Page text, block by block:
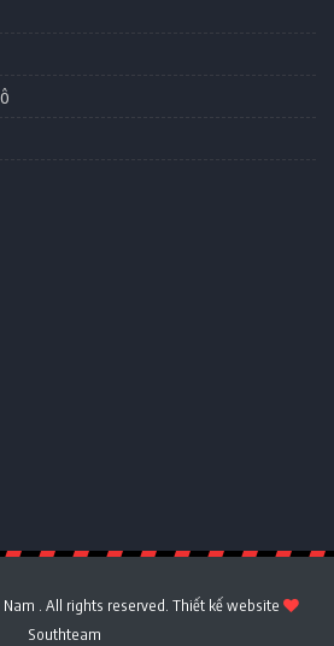
. All rights reserved. Thiết kế website
Southteam